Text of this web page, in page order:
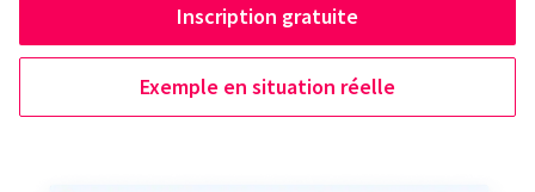
Inscription gratuite
Exemple en situation réelle